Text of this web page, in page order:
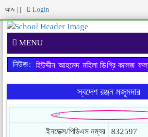
আজ Login
MENU
নিউজ:মহিউদ্দীন আহমেদ মহিলা ডিগ্রি কলেজ
স্বদেশ রঞ্জন মজুমদার
ইনডেক্স/পিডিএস নম্বর
832597